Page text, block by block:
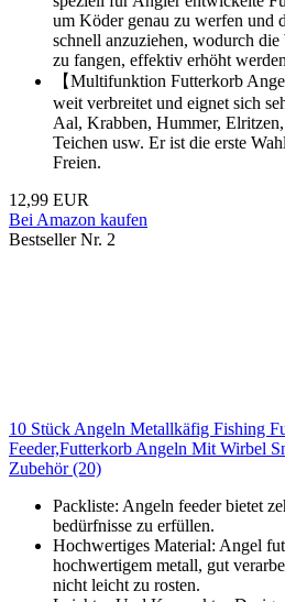
um Köder genau zu werfen und
schnell anzuziehen, wodurch
zu fangen, effektiv erhöht
【Multifunktion Futterkorb
weit verbreitet und eignet sich
Aal, Krabben, Hummer,
Teichen usw. Er ist die erste
Freien.
12,99 EUR
Bei Amazon kaufen
Bestseller Nr. 2
10 Stück Angeln Metallkäfig Fishing
Feeder,Futterkorb Angeln Mit Wirbel
Zubehör (20)
Packliste: Angeln feeder bietet
bedürfnisse zu erfüllen.
Hochwertiges Material: Angel
hochwertigem metall, gut
nicht leicht zu rosten.